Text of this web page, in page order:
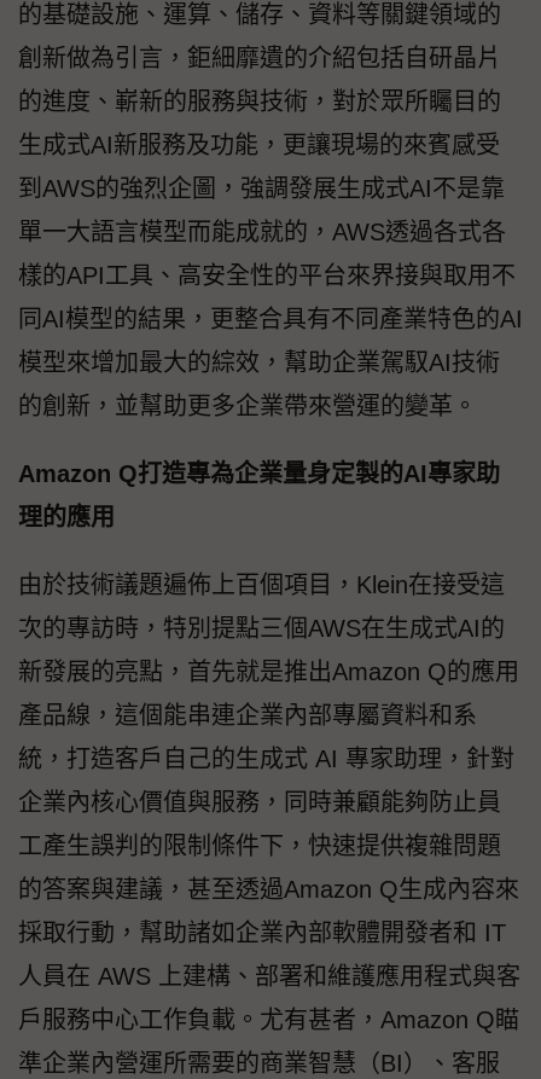
的基礎設施、運算、儲存、資料等關鍵領域的
創新做為引言，鉅細靡遺的介紹包括自研晶片
的進度、嶄新的服務與技術，對於眾所矚目的
生成式AI新服務及功能，更讓現場的來賓感受
到AWS的強烈企圖，強調發展生成式AI不是靠
單一大語言模型而能成就的，AWS透過各式各
樣的API工具、高安全性的平台來界接與取用不
同AI模型的結果，更整合具有不同產業特色的AI
模型來增加最大的綜效，幫助企業駕馭AI技術
的創新，並幫助更多企業帶來營運的變革。
Amazon Q打造專為企業量身定製的AI專家助
理的應用
由於技術議題遍佈上百個項目，Klein在接受這
次的專訪時，特別提點三個AWS在生成式AI的
新發展的亮點，首先就是推出Amazon Q的應用
產品線，這個能串連企業內部專屬資料和系
統，打造客戶自己的生成式 AI 專家助理，針對
企業內核心價值與服務，同時兼顧能夠防止員
工產生誤判的限制條件下，快速提供複雜問題
的答案與建議，甚至透過Amazon Q生成內容來
採取行動，幫助諸如企業內部軟體開發者和 IT
人員在 AWS 上建構、部署和維護應用程式與客
戶服務中心工作負載。尤有甚者，Amazon Q瞄
準企業內營運所需要的商業智慧（BI）、客服